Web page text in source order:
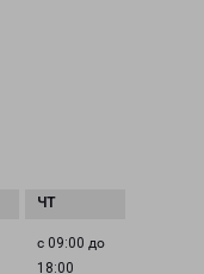
с 09:00 до
18:00